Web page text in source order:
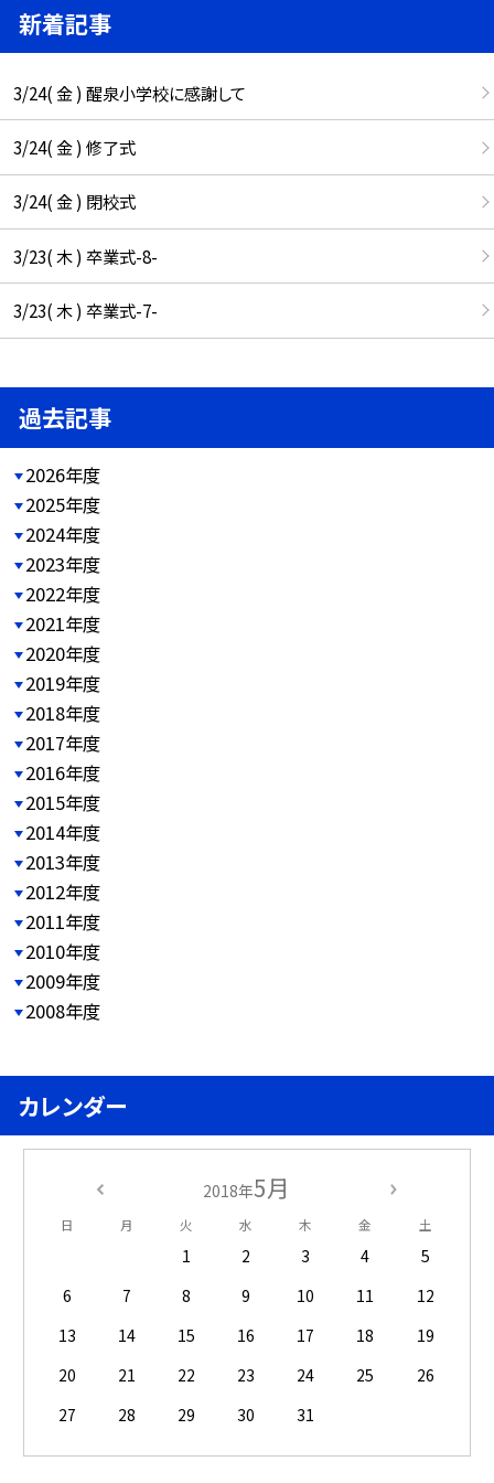
新着記事
3/24( 金 ) 醒泉小学校に感謝して
3/24( 金 ) 修了式
3/24( 金 ) 閉校式
3/23( 木 ) 卒業式-8-
3/23( 木 ) 卒業式-7-
過去記事
2026年度
2025年度
2024年度
2023年度
2022年度
2021年度
2020年度
2019年度
2018年度
2017年度
2016年度
2015年度
2014年度
2013年度
2012年度
2011年度
2010年度
2009年度
2008年度
カレンダー
2018年5月
日 月 火 水 木 金 土
1 2 3 4
5
6
7 8 9 10 11
12
13
14 15 16 17 18
19
20
21 22 23 24 25
26
27
28 29 30 31